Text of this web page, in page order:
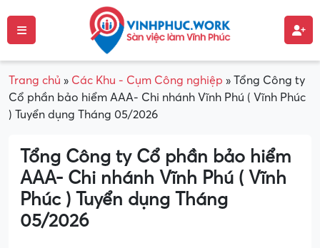
Trang chủ » Các Khu - Cụm Công nghiệp » Tổng Công ty
Cổ phần bảo hiểm AAA- Chi nhánh Vĩnh Phú ( Vĩnh Phúc
) Tuyển dụng Tháng 05/2026
Tổng Công ty Cổ phần bảo hiểm
AAA- Chi nhánh Vĩnh Phú ( Vĩnh
Phúc ) Tuyển dụng Tháng
05/2026